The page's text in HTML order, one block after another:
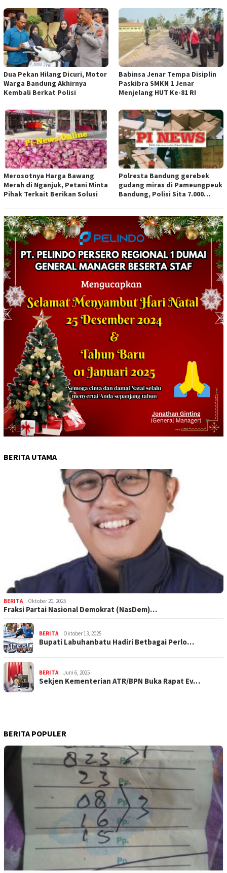
Aparat Penegak Hukum ( APH )
Jangan Sampai Diam Saja
Dua Pekan Hilang Dicuri, Motor
Warga Bandung Akhirnya
Kembali Berkat Polisi
Babinsa Jenar Tempa Disiplin
Paskibra SMKN 1 Jenar
Menjelang HUT Ke-81 RI
Merosotnya Harga Bawang
Merah di Nganjuk, Petani Minta
Pihak Terkait Berikan Solusi
Polresta Bandung gerebek
gudang miras di Pameungpeuk
Bandung, Polisi Sita 7.000
BERITA UTAMA
BERITA Oktober 20, 2025
Fraksi Partai Nasional Demokrat (NasDem)…
BERITA Oktober 13, 2025
Bupati Labuhanbatu Hadiri Betbagai Perlo…
BERITA Juni 6, 2025
Sekjen Kementerian ATR/BPN Buka Rapat Ev…
BERITA POPULER